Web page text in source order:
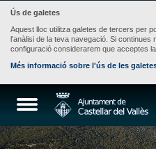
Ús de galetes
Aquest lloc utilitza galetes de tercers per
l'anàlisi de la teva navegació. Si continues
configuració considerarem que acceptes
Més informació sobre l'ús de les